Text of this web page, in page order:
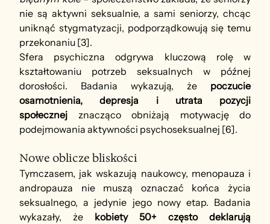
nie są aktywni seksualnie, a sami seniorzy, chcąc
uniknąć stygmatyzacji, podporządkowują się temu
przekonaniu [3].
Sfera psychiczna odgrywa kluczową rolę w
kształtowaniu potrzeb seksualnych w późnej
dorosłości. Badania wykazują, że poczucie
osamotnienia, depresja i utrata pozycji
społecznej znacząco obniżają motywację do
podejmowania aktywności psychoseksualnej [6].
Nowe oblicze bliskości
Tymczasem, jak wskazują naukowcy, menopauza i
andropauza nie muszą oznaczać końca życia
seksualnego, a jedynie jego nowy etap. Badania
wykazały, że kobiety 50+ często deklarują